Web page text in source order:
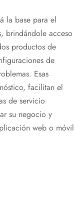
la base para el
brindándole acceso
productos de
de
Esas
facilitan el
de servicio
su negocio y
web o móvil